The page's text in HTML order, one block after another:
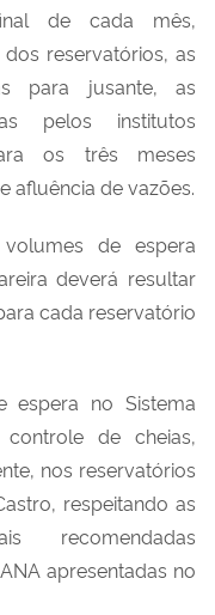
de cada mês,
reservatórios, as
para jusante, as
pelos institutos
os três meses
afluência de vazões.
de espera
deverá resultar
cada reservatório
no Sistema
de cheias,
nos reservatórios
respeitando as
recomendadas
apresentadas no